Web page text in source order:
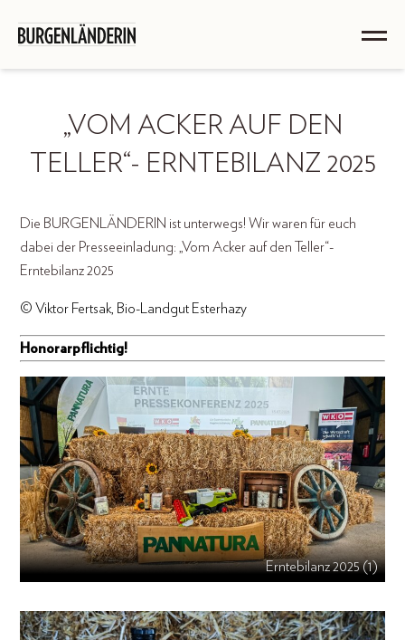
„VOM ACKER AUF DEN
TELLER“- ERNTEBILANZ 2025
Die BURGENLÄNDERIN ist unterwegs! Wir waren für euch
dabei der Presseeinladung: „Vom Acker auf den Teller“-
Erntebilanz 2025
© Viktor Fertsak, Bio-Landgut Esterhazy
Honorarpflichtig!
Erntebilanz 2025 (1)